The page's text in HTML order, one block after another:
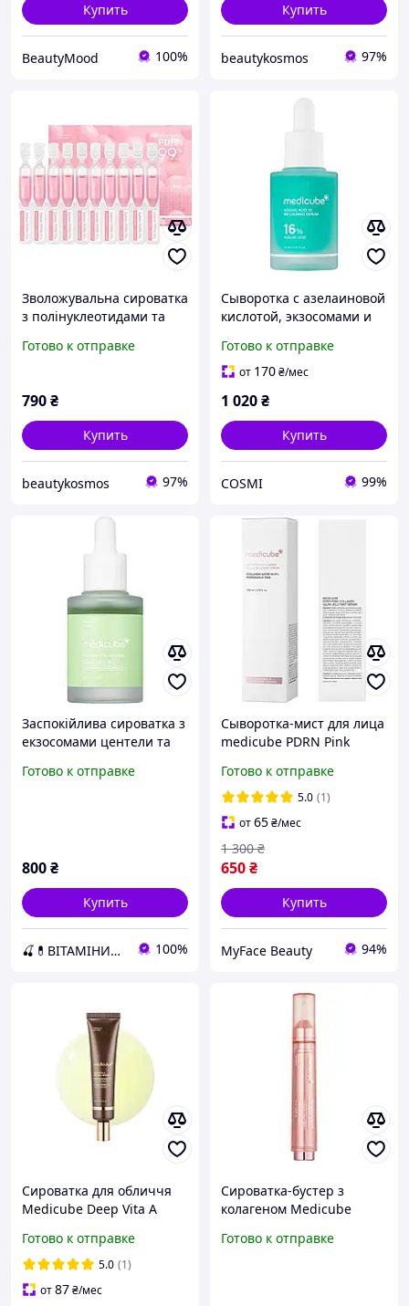
Купить
BeautyMood 100%
Купить
beautykosmos 97%
Зволожувальна сироватка
з полінуклеотидами та
шкіри Medicube PDRN
Готово к отправке
790₴
Купить
beautykosmos 97%
Сыворотка с азелаиновой
кислотой, экзосомами и
Azelaic Acid Exosome Shot
2000, 40 мл
Готово к отправке
от 170₴/мес
1 020₴
Купить
COSMI 99%
Заспокійлива сироватка з
екзосомами центели та
Medicube Exosome Cica
Готово к отправке
800₴
Купить
🍒💊ВІТАМІНИ🍒💊 100%
Сыворотка-мист для лица
medicube PDRN Pink
Serum 100 мл с
коллагеном и PDRN
(Корея, хорошие сроки)
Готово к отправке
5.0 (1)
от65₴/мес
650₴
1 300 ₴
Купить
MyFace Beauty 94%
Сироватка для обличчя
Medicube Deep Vita A
Готово к отправке
5.0 (1)
от87₴/мес
Сироватка-бустер з
колагеном Medicube
Milk Serum, 15 мл
Готово к отправке